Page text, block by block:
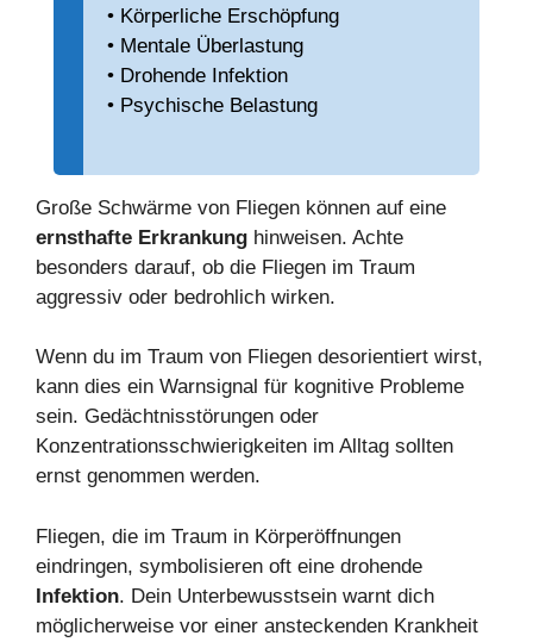
• Körperliche Erschöpfung
• Mentale Überlastung
• Drohende Infektion
• Psychische Belastung
Große Schwärme von Fliegen können auf eine
ernsthafte Erkrankung hinweisen. Achte
besonders darauf, ob die Fliegen im Traum
aggressiv oder bedrohlich wirken.
Wenn du im Traum von Fliegen desorientiert wirst,
kann dies ein Warnsignal für kognitive Probleme
sein. Gedächtnisstörungen oder
Konzentrationsschwierigkeiten im Alltag sollten
ernst genommen werden.
Fliegen, die im Traum in Körperöffnungen
eindringen, symbolisieren oft eine drohende
Infektion. Dein Unterbewusstsein warnt dich
möglicherweise vor einer ansteckenden Krankheit